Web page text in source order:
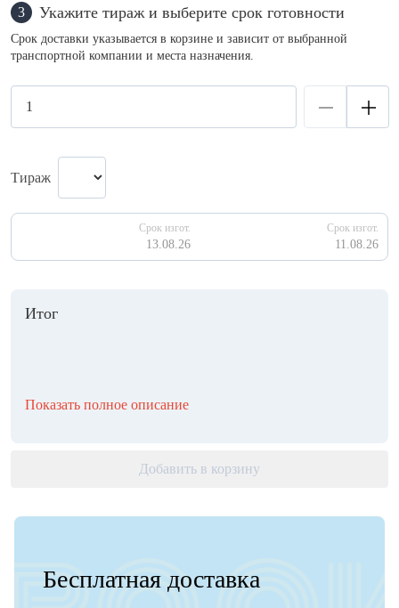
3 Укажите тираж и выберите срок готовности
Срок доставки указывается в корзине и зависит от выбранной
транспортной компании и места назначения.
Тираж
Срок изгот.
13.08.26
Срок изгот.
11.08.26
Итог
Показать полное описание
Добавить в корзину
Бесплатная доставка